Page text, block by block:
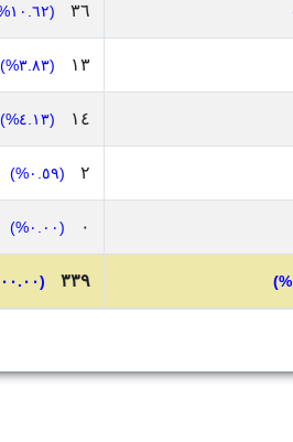
٣٦ (١٠.٦٢%)
١٣ (٣.٨٣%)
١٤ (٤.١٣%)
٢ (٠.٥٩%)
٠ (٠.٠٠%)
٣٣٩ (١٠٠.٠٠%)